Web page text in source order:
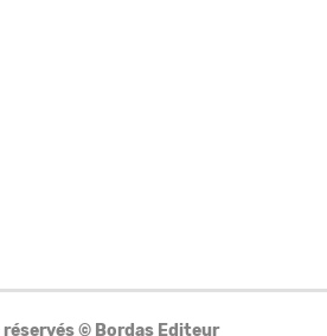
réservés © Bordas Editeur